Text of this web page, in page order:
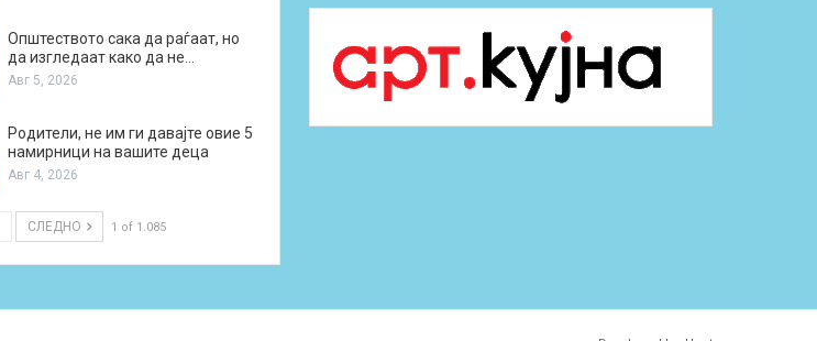
Општеството сака да раѓаат, но
да изгледаат како да не…
Авг 5, 2026
Родители, не им ги давајте овие 5
намирници на вашите деца
Авг 4, 2026
СЛЕДНО 1 of 1.085